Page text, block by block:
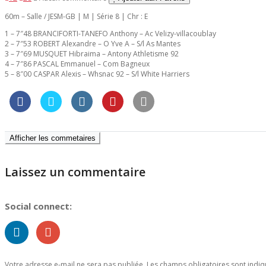
60m – Salle / JESM-GB | M | Série 8 | Chr : E
1 – 7″48 BRANCIFORTI-TANEFO Anthony – Ac Velizy-villacoublay
2 – 7″53 ROBERT Alexandre – O Yve A – S/l As Mantes
3 – 7″69 MUSQUET Hibraima – Antony Athletisme 92
4 – 7″86 PASCAL Emmanuel – Com Bagneux
5 – 8″00 CASPAR Alexis – Whsnac 92 – S/l White Harriers
Afficher les commetaires
Laissez un commentaire
Social connect: